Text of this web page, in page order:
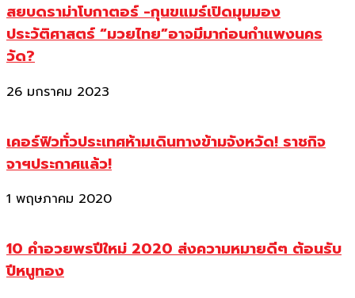
สยบดราม่าโบกาตอร์ -กุนขแมร์เปิดมุมมอง
ประวัติศาสตร์ “มวยไทย”อาจมีมาก่อนกำแพงนคร
วัด?
26 มกราคม 2023
เคอร์ฟิวทั่วประเทศห้ามเดินทางข้ามจังหวัด! ราชกิจ
จาฯประกาศแล้ว!
1 พฤษภาคม 2020
10 คำอวยพรปีใหม่ 2020 ส่งความหมายดีๆ ต้อนรับ
ปีหนูทอง